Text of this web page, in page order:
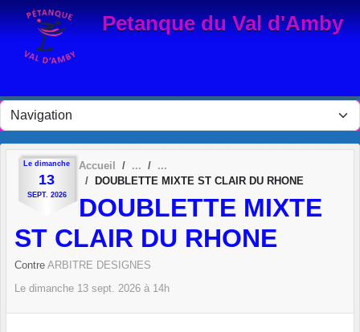
Petanque du Val d'Amby
Le dimanche
13
SEPT. 2026
Accueil
DOUBLETTE MIXTE ST CLAIR DU RHONE
DOUBLETTE MIXTE
ST CLAIR DU RHONE
Contre ARBITRE DESIGNES
Le dimanche 13 sept. 2026 à 14h
Panneau de gestion des cookies